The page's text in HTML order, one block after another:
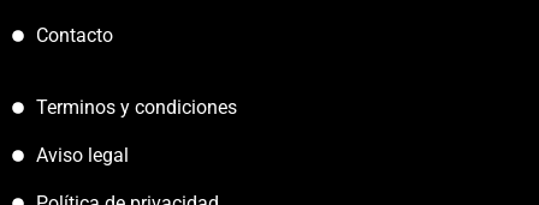
Contacto
Terminos y condiciones
Aviso legal